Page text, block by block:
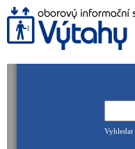
Vyhledat